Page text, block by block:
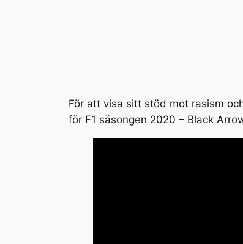
För att visa sitt stöd mot rasism
för F1 säsongen 2020 – Black